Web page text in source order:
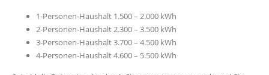
1-Personen-Haushalt 1.500 – 2.000 kWh
2-Personen-Haushalt 2.300 – 3.500 kWh
3-Personen-Haushalt 3.700 – 4.500 kWh
4-Personen-Haushalt 4.600 – 5.500 kWh